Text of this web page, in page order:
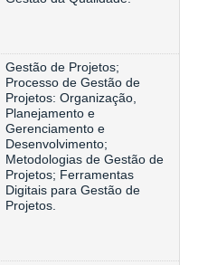
Gestão de Projetos;
Processo de Gestão de
Projetos: Organização,
Planejamento e
Gerenciamento e
Desenvolvimento;
Metodologias de Gestão de
Projetos; Ferramentas
Digitais para Gestão de
Projetos.